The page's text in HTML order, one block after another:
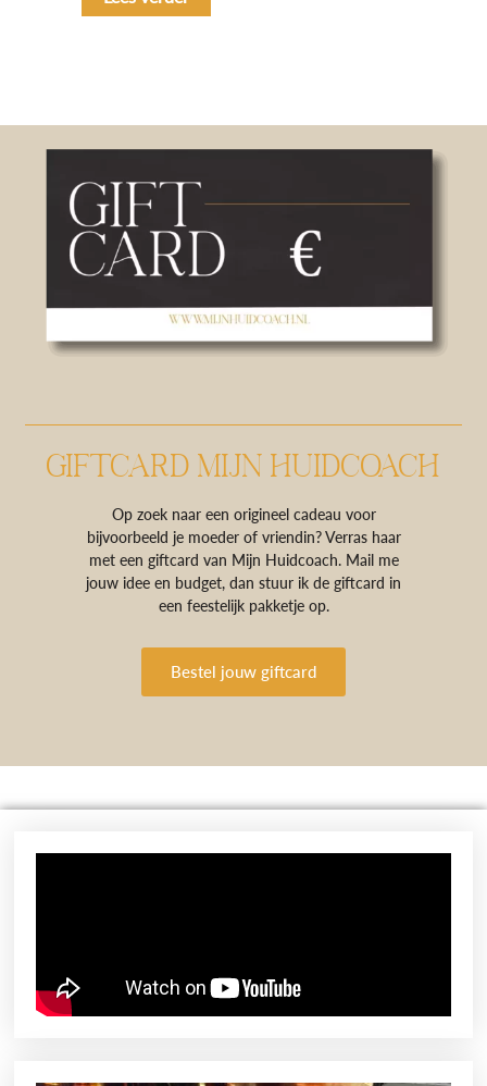
GIFTCARD MIJN HUIDCOACH
Op zoek naar een origineel cadeau voor
bijvoorbeeld je moeder of vriendin? Verras haar
met een giftcard van Mijn Huidcoach. Mail me
jouw idee en budget, dan stuur ik de giftcard in
een feestelijk pakketje op.
Bestel jouw giftcard